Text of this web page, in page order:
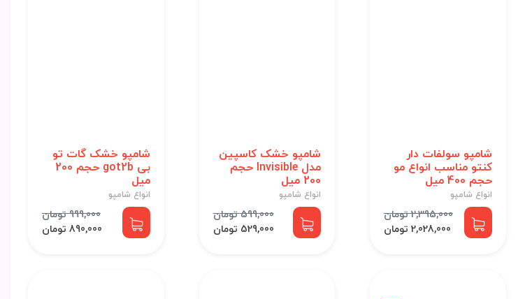
شامپو سولفات دار
کنتو مناسب انواع مو
حجم 400 میل
انواع شامپو
2,395,000 تومان
2,028,000 تومان
شامپو خشک کاسپین
مدل Invisible حجم
200 میل
انواع شامپو
599,000 تومان
529,000 تومان
شامپو خشک گات تو
بی got2b حجم 200
میل
انواع شامپو
999,000 تومان
890,000 تومان